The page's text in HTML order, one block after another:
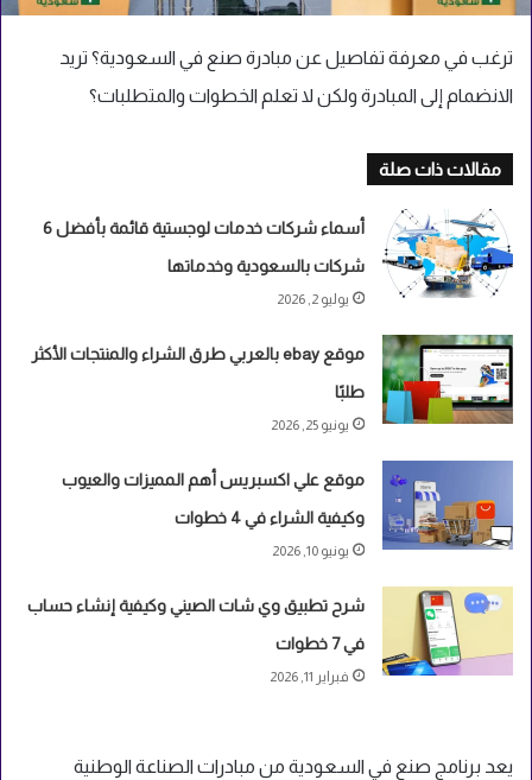
ترغب في معرفة تفاصيل عن مبادرة صنع في السعودية؟ تريد
الانضمام إلى المبادرة ولكن لا تعلم الخطوات والمتطلبات؟
مقالات ذات صلة
أسماء شركات خدمات لوجستية قائمة بأفضل 6
شركات بالسعودية وخدماتها
يوليو 2, 2026
موقع ebay بالعربي طرق الشراء والمنتجات الأكثر
طلبًا
يونيو 25, 2026
موقع علي اكسبريس أهم المميزات والعيوب
وكيفية الشراء في 4 خطوات
يونيو 10, 2026
شرح تطبيق وي شات الصيني وكيفية إنشاء حساب
في 7 خطوات
فبراير 11, 2026
يعد برنامج صنع في السعودية من مبادرات الصناعة الوطنية